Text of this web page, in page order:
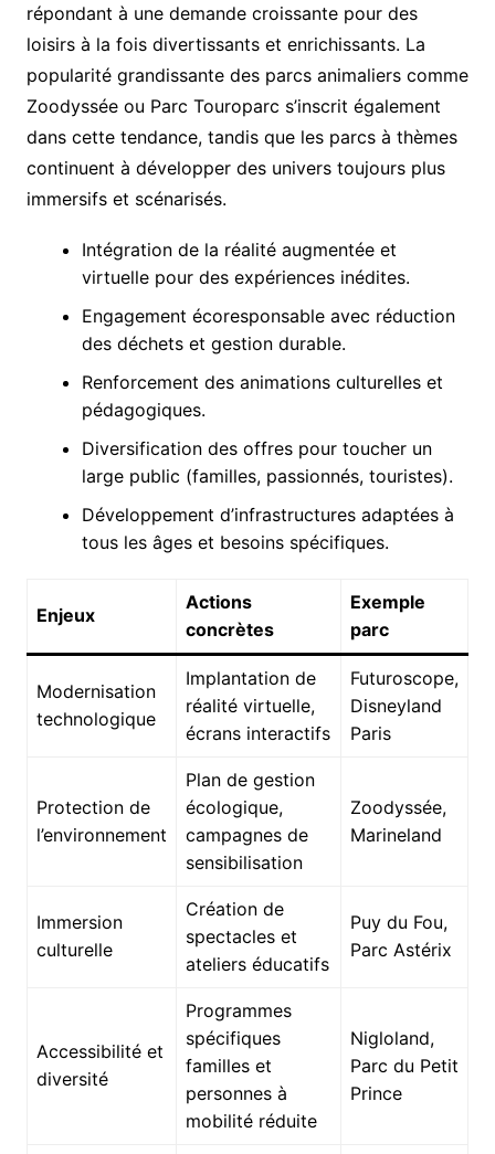
répondant à une demande croissante pour des
loisirs à la fois divertissants et enrichissants. La
popularité grandissante des parcs animaliers comme
Zoodyssée ou Parc Touroparc s’inscrit également
dans cette tendance, tandis que les parcs à thèmes
continuent à développer des univers toujours plus
immersifs et scénarisés.
Intégration de la réalité augmentée et
virtuelle pour des expériences inédites.
Engagement écoresponsable avec réduction
des déchets et gestion durable.
Renforcement des animations culturelles et
pédagogiques.
Diversification des offres pour toucher un
large public (familles, passionnés, touristes).
Développement d’infrastructures adaptées à
tous les âges et besoins spécifiques.
Enjeux
Actions
concrètes
Exemple
parc
Modernisation
technologique
Implantation de
réalité virtuelle,
écrans interactifs
Futuroscope,
Disneyland
Paris
Protection de
l’environnement
Plan de gestion
écologique,
campagnes de
sensibilisation
Zoodyssée,
Marineland
Immersion
culturelle
Création de
spectacles et
ateliers éducatifs
Puy du Fou,
Parc Astérix
Accessibilité et
diversité
Programmes
spécifiques
familles et
personnes à
mobilité réduite
Nigloland,
Parc du Petit
Prince